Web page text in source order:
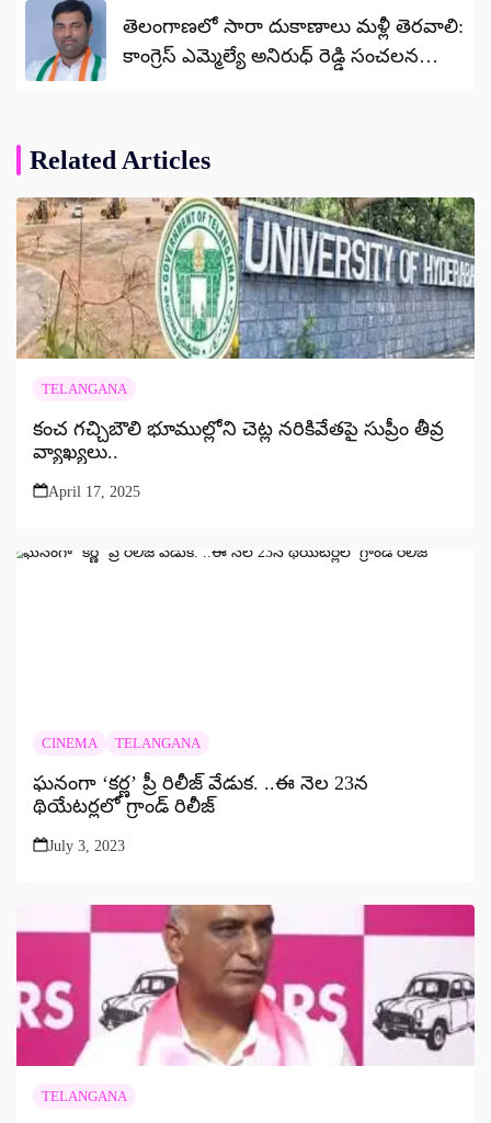
తెలంగాణలో సారా దుకాణాలు మళ్లీ తెరవాలి:
కాంగ్రెస్ ఎమ్మెల్యే అనిరుధ్ రెడ్డి సంచలన
Related Articles
TELANGANA
కంచ గచ్చిబౌలి భూముల్లోని చెట్ల నరికివేతపై సుప్రీం తీవ్ర
వ్యాఖ్యలు..
April 17, 2025
CINEMA TELANGANA
ఘనంగా ‘కర్ణ’ ప్రీ రిలీజ్ వేడుక. ..ఈ నెల 23న
థియేటర్లలో గ్రాండ్ రిలీజ్
July 3, 2023
TELANGANA